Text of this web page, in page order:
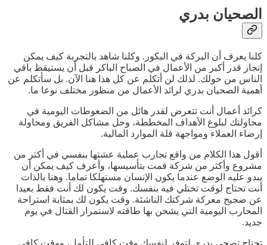
الصحيان بدري
كلنا يعرف أن البركة في البكور. وكلنا شاهد بالتجربة كيف يمكن
إنجاز قدر أكبر من الأعمال في الصباح الباكر قبل أن يستيقظ باقي
الناس من حولك. لذلك لن أتكلم عن كل هذا هنا الآن. بل سأتكلم عن
أهمية الصحيان بدري لرائد الأعمال من منظور مختلف نوعا ما.
كرائد أعمال أنت تتعرض لقدر هائل من الضغوطات اليومية في
محاولتك لبلوغ الأهداف المخططة، وحل مشاكل الفريق ومحاولة
إرضاء العملاء ومواجهة قلة الموارد المالية.
أقول هذا الكلام من واقع تجارب عملية عشتها بنفسي في أكثر من
مشروع وأكثر من شركة قمت بتأسيسها، وأعرف كيف يمكن أن
يبدو عليه الوضع عندما يكون الإنسان مستهلكا تماما. وهنا بالذات
أنت تحتاج لوقت تختلي فيه بنفسك. وقت يكون لك أنت فقط بعيدا
عن ضجيج معركة شركتك الناشئة. وقت يكون لك بمثابة استراحة
المحارب اليومية التي يشحن بها طاقته لاستمرار القتال في يوم
جديد.
تحتاج تصحى بدري لتوفر لنفسك وقت كافي للتأمل، ووقت كافي